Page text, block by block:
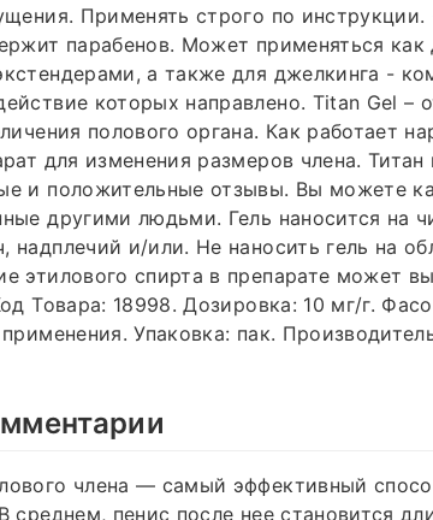
Применять строго по инструкции.
парабенов. Может применяться как
а также для джелкинга -
которых направлено. Titan Gel –
полового органа. Как работает
для изменения размеров члена.
и положительные отзывы. Вы можете
другими людьми. Гель наносится на
и/или. Не наносить гель на
этилового спирта в препарате может
Товара: 18998. Дозировка: 10 мг/г.
Упаковка: пак.
члена — самый эффективный
среднем, пенис после нее становится